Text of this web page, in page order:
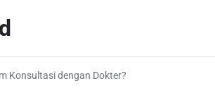
Konsultasi dengan Dokter?